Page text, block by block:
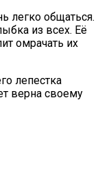
легко общаться.
из всех. Её
омрачать их
лепестка
верна своему